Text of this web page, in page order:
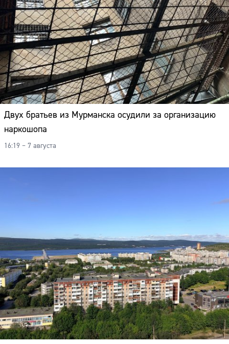
Двух братьев из Мурманска осудили за организацию
наркошопа
16:19 – 7 августа